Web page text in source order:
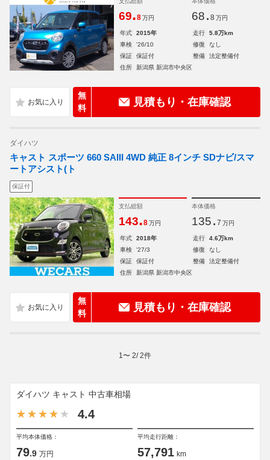
69.8 万円 68. 8 万円
年式 2015年 走行
5.8万km
車検
'26/10 修復
なし
保証
保証付 整備
法定整備付
住所
新潟県 新潟市中央区
無
料
見積もり・在庫確認
ダイハツ
キャスト スポーツ 660 SAIII 4WD 純正 8インチ SDナビ/スマ
ートアシスト(ト
保証付
支払総額
143.8 万円
本体価格
135. 7 万円
年式 2018年 走行
4.6万km
車検
'27/3 修復
なし
保証
保証付 整備
法定整備付
住所
新潟県 新潟市中央区
無
料
見積もり・在庫確認
1 〜 2/2件
ダイハツ キャスト 中古車相場
4.4
平均本体価格：
79.9 万円
平均走行距離：
57,791 km